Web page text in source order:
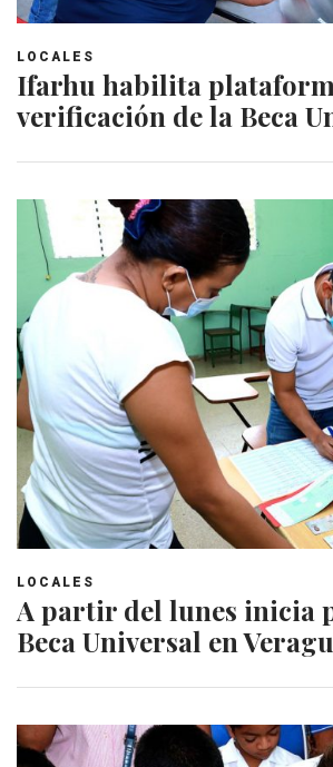
LOCALES
Ifarhu habilita
verificación de la Beca
LOCALES
A partir del lunes inicia
Beca Universal en